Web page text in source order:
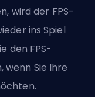
wird der FPS-
ins Spiel
den FPS-
wenn Sie Ihre